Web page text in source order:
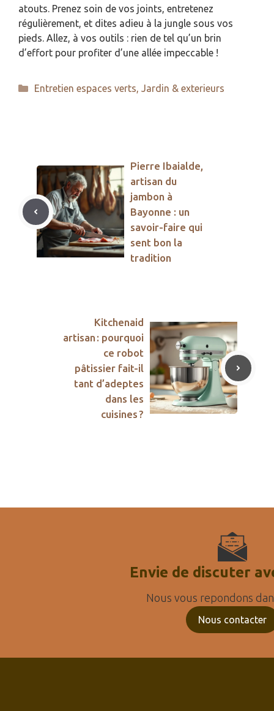
atouts. Prenez soin de vos joints, entretenez
régulièrement, et dites adieu à la jungle sous vos
pieds. Allez, à vos outils : rien de tel qu’un brin
d’effort pour profiter d’une allée impeccable !
Catégories
Entretien espaces verts, Jardin & exterieurs
Pierre Ibaialde,
artisan du
jambon à
Bayonne : un
savoir-faire qui
sent bon la
tradition
Kitchenaid
artisan : pourquoi
ce robot
pâtissier fait-il
tant d’adeptes
dans les
cuisines ?
Envie de discuter
Nous vous repondons
Nous contacter